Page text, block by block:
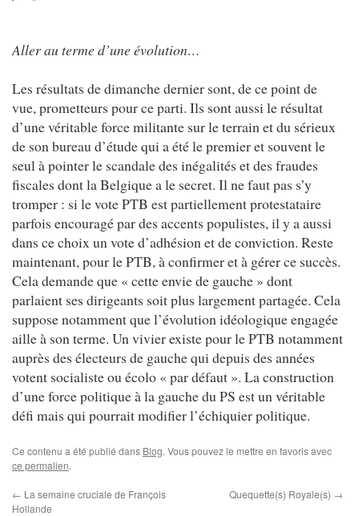
Aller au terme d’une évolution…
Les résultats de dimanche dernier sont, de ce point de
vue, prometteurs pour ce parti. Ils sont aussi le résultat
d’une véritable force militante sur le terrain et du sérieux
de son bureau d’étude qui a été le premier et souvent le
seul à pointer le scandale des inégalités et des fraudes
fiscales dont la Belgique a le secret. Il ne faut pas s’y
tromper : si le vote PTB est partiellement protestataire
parfois encouragé par des accents populistes, il y a aussi
dans ce choix un vote d’adhésion et de conviction. Reste
maintenant, pour le PTB, à confirmer et à gérer ce succès.
Cela demande que « cette envie de gauche » dont
parlaient ses dirigeants soit plus largement partagée. Cela
suppose notamment que l’évolution idéologique engagée
aille à son terme. Un vivier existe pour le PTB notamment
auprès des électeurs de gauche qui depuis des années
votent socialiste ou écolo « par défaut ». La construction
d’une force politique à la gauche du PS est un véritable
défi mais qui pourrait modifier l’échiquier politique.
Ce contenu a été publié dans Blog. Vous pouvez le mettre en favoris avec
ce permalien.
← La semaine cruciale de François
Hollande
Quequette(s) Royale(s) →